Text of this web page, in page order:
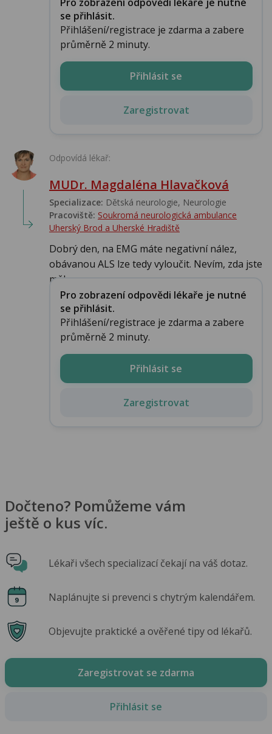
se přihlásit.
Přihlášení/registrace je zdarma a zabere
průměrně 2 minuty.
Přihlásit se
Zaregistrovat
Odpovídá lékař:
MUDr. Magdaléna Hlavačková
Specializace: Dětská neurologie, Neurologie
Pracoviště: Soukromá neurologická ambulance
Uherský Brod a Uherské Hradiště
Dobrý den, na EMG máte negativní nález,
obávanou ALS lze tedy vyloučit. Nevím, zda jste
měl ...
Pro zobrazení odpovědi lékaře je nutné
se přihlásit.
Přihlášení/registrace je zdarma a zabere
průměrně 2 minuty.
Přihlásit se
Zaregistrovat
Dočteno? Pomůžeme vám
ještě o kus víc.
Lékaři všech specializací čekají na váš dotaz.
Naplánujte si prevenci s chytrým kalendářem.
Objevujte praktické a ověřené tipy od lékařů.
Zaregistrovat se zdarma
Přihlásit se